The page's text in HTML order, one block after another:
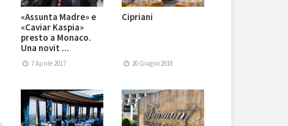
«Assunta Madre» e
«Caviar Kaspia»
presto a Monaco.
Una novit ...
7 Aprile 2017
Cipriani
20 Giugno 2018